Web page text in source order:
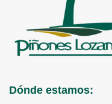
Dónde estamos: